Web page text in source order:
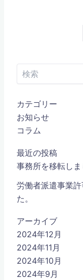
索
カテゴリー
お知らせ
コラム
最近の投稿
事務所を移転しま
労働者派遣事業
た。
アーカイブ
2024年12月
2024年11月
2024年10月
2024年9月